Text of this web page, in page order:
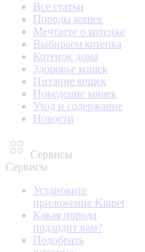
Все статьи
Породы кошек
Мечтаете о котенке
Выбираем котенка
Котенок дома
Здоровье кошек
Питание кошек
Поведение кошек
Уход и содержание
Новости
Сервисы
Сервисы
Установите
приложение Kinpet
Какая порода
подходит вам?
Подобрать